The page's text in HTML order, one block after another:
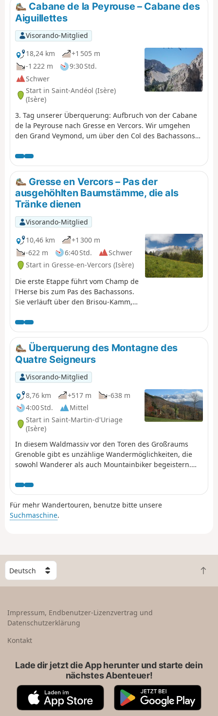
Cabane de la Peyrouse – Cabane des
Aiguillettes
Visorando-Mitglied
18,24 km
+1 505 m
-1 222 m
9:30 Std.
Schwer
Start in Saint-Andéol (Isère)
(Isère)
3. Tag unserer Überquerung: Aufbruch von der Cabane
de la Peyrouse nach Gresse en Vercors. Wir umgehen
den Grand Veymond, um über den Col des Bachassons
machen dann Halt an der Cabane de l'Aiguillette.
Gresse en Vercors – Pas der
ausgehöhlten Baumstämme, die als
Tränke dienen
Visorando-Mitglied
10,46 km
+1 300 m
-622 m
6:40 Std.
Schwer
Start in Gresse-en-Vercors (Isère)
Die erste Etappe führt vom Champ de
l'Herse bis zum Pas des Bachassons.
Sie verläuft über den Brisou-Kamm,
Panoramablick genießen kann. Der
Höhenunterschied beträgt mehr als
1000 m, aber die Schönheit der
Landschaft am Pas des Bachassons
entschädigt dafür.
Überquerung des Montagne des
Quatre Seigneurs
Visorando-Mitglied
8,76 km
+517 m
-638 m
4:00 Std.
Mittel
Start in Saint-Martin-d'Uriage
(Isère)
In diesem Waldmassiv vor den Toren des Großraums
Grenoble gibt es unzählige Wandermöglichkeiten, die
sowohl Wanderer als auch Mountainbiker begeistern.
d'Uriage mit Eybens verbindet, besteht darin, dass sie
abwechslungsreiche Ausblicke bietet, zunächst auf das
Belledonne-Massiv und dann auf die „Hauptstadt der
Alpen“, die vom Vercors und der Chartreuse überragt
Für mehr Wandertouren, benutze bitte unsere
Suchmaschine.
W
ä
h
e
n
Z
u
Impressum, Endbenutzer-Lizenzvertrag und
Datenschutzerklärung
Kontakt
Lade dir jetzt die App herunter und starte dein
nächstes Abenteuer!
A
p
G
o